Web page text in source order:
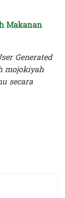
Makanan
Generated
mojokiyah
secara